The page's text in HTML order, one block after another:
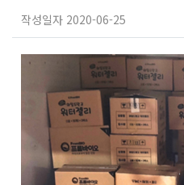
작성일자 2020-06-25